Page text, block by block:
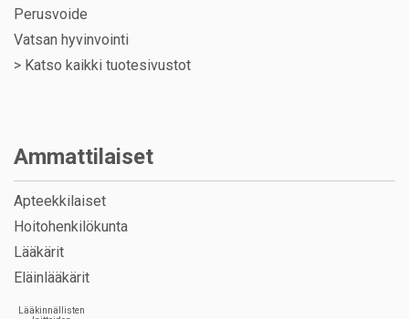
Perusvoide
Vatsan hyvinvointi
> Katso kaikki tuotesivustot
Ammattilaiset
Apteekkilaiset
Hoitohenkilökunta
Lääkärit
Eläinlääkärit
Lääkinnällisten